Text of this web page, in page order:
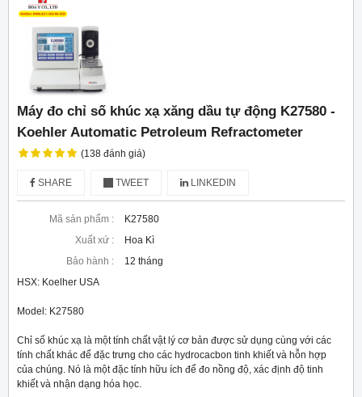
Máy đo chỉ số khúc xạ xăng dầu tự động K27580 -
Koehler Automatic Petroleum Refractometer
(138 đánh giá)
SHARE TWEET LINKEDIN
Mã sản phẩm :
K27580
Xuất xứ :
Hoa Kì
Bảo hành :
12 tháng
HSX: Koelher USA
Model: K27580
Chỉ số khúc xạ là một tính chất vật lý cơ bản được sử dụng cùng với các
tính chất khác để đặc trưng cho các hydrocacbon tinh khiết và hỗn hợp
của chúng. Nó là một đặc tính hữu ích để đo nồng độ, xác định độ tinh
khiết và nhận dạng hóa học.